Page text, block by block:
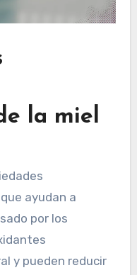
la miel
ayudan a
por los
y pueden reducir